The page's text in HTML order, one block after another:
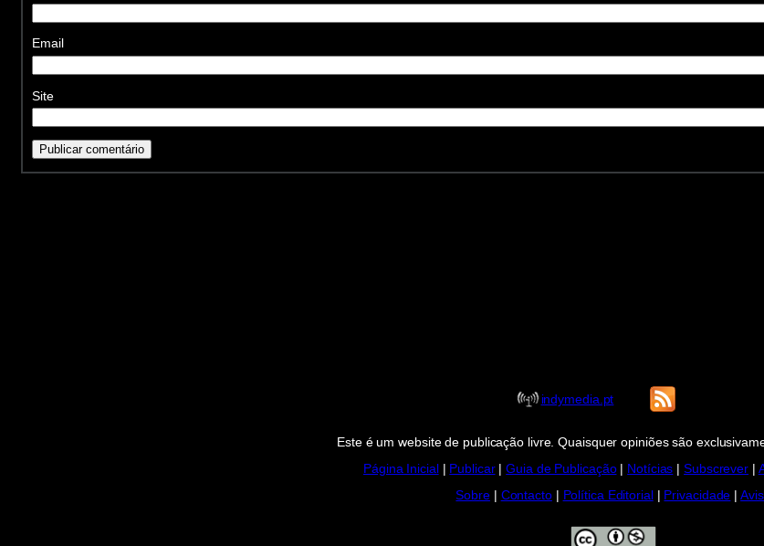
Email
Site
indymedia.pt
Este é um website de publicação livre. Quaisquer opiniões são
Página Inicial
Publicar|Guia de Publicação| Notícias |Subscrever
Sobre| Contacto| Política Editorial Privacidade |